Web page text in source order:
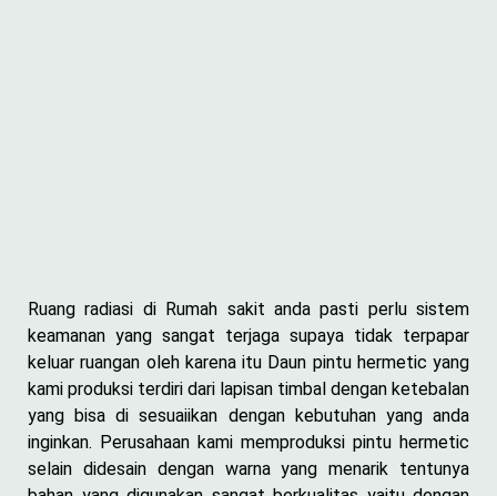
Ruang radiasi di Rumah sakit anda pasti perlu sistem
keamanan yang sangat terjaga supaya tidak terpapar
keluar ruangan oleh karena itu Daun pintu hermetic yang
kami produksi terdiri dari lapisan timbal dengan ketebalan
yang bisa di sesuaiikan dengan kebutuhan yang anda
inginkan. Perusahaan kami memproduksi pintu hermetic
selain didesain dengan warna yang menarik tentunya